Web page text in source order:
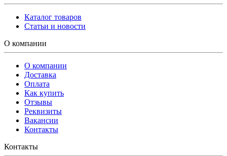
Каталог товаров
Статьи и новости
О компании
О компании
Доставка
Оплата
Как купить
Отзывы
Реквизиты
Вакансии
Контакты
Контакты